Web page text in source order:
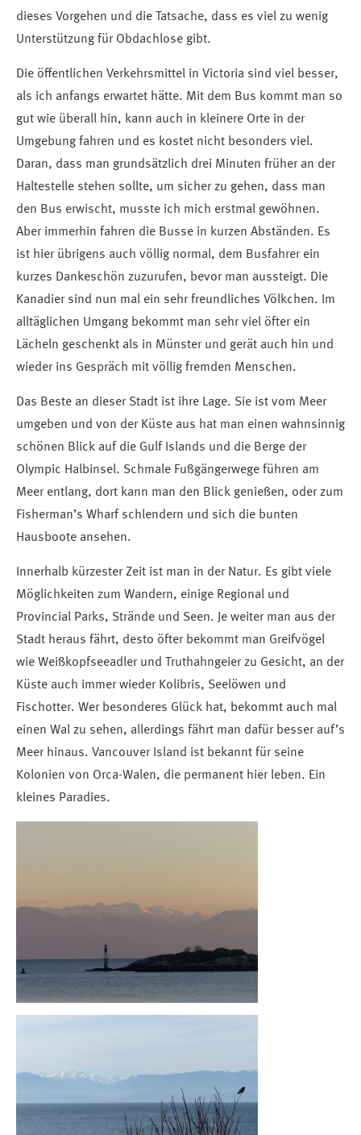
dieses Vorgehen und die Tatsache, dass es viel zu wenig
Unterstützung für Obdachlose gibt.
Die öffentlichen Verkehrsmittel in Victoria sind viel besser,
als ich anfangs erwartet hätte. Mit dem Bus kommt man so
gut wie überall hin, kann auch in kleinere Orte in der
Umgebung fahren und es kostet nicht besonders viel.
Daran, dass man grundsätzlich drei Minuten früher an der
Haltestelle stehen sollte, um sicher zu gehen, dass man
den Bus erwischt, musste ich mich erstmal gewöhnen.
Aber immerhin fahren die Busse in kurzen Abständen. Es
ist hier übrigens auch völlig normal, dem Busfahrer ein
kurzes Dankeschön zuzurufen, bevor man aussteigt. Die
Kanadier sind nun mal ein sehr freundliches Völkchen. Im
alltäglichen Umgang bekommt man sehr viel öfter ein
Lächeln geschenkt als in Münster und gerät auch hin und
wieder ins Gespräch mit völlig fremden Menschen.
Das Beste an dieser Stadt ist ihre Lage. Sie ist vom Meer
umgeben und von der Küste aus hat man einen wahnsinnig
schönen Blick auf die Gulf Islands und die Berge der
Olympic Halbinsel. Schmale Fußgängerwege führen am
Meer entlang, dort kann man den Blick genießen, oder zum
Fisherman’s Wharf schlendern und sich die bunten
Hausboote ansehen.
Innerhalb kürzester Zeit ist man in der Natur. Es gibt viele
Möglichkeiten zum Wandern, einige Regional und
Provincial Parks, Strände und Seen. Je weiter man aus der
Stadt heraus fährt, desto öfter bekommt man Greifvögel
wie Weißkopfseeadler und Truthahngeier zu Gesicht, an der
Küste auch immer wieder Kolibris, Seelöwen und
Fischotter. Wer besonderes Glück hat, bekommt auch mal
einen Wal zu sehen, allerdings fährt man dafür besser auf’s
Meer hinaus. Vancouver Island ist bekannt für seine
Kolonien von Orca-Walen, die permanent hier leben. Ein
kleines Paradies.